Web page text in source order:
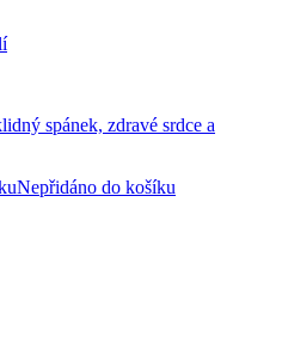
spánek, zdravé srdce a
Nepřidáno do košíku